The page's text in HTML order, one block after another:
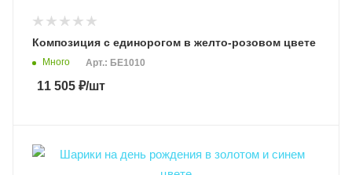
Композиция с единорогом в желто-розовом цвете
Много Арт.: БЕ1010
11 505 ₽/шт